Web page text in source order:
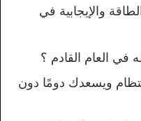
والإيجابية في
العام القادم ؟
ويسعدك دومًا دون